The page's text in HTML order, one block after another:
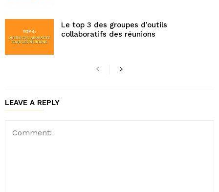
Le top 3 des groupes d’outils
collaboratifs des réunions
LEAVE A REPLY